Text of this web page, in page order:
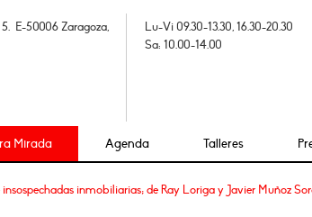
5. E-50006 Zaragoza,
Lu-Vi 09.30-13.30, 16.30-20.30
Sa: 10.00-14.00
Mirada Agenda Talleres
inmobiliarias; de Ray Loriga y Javier Muñoz